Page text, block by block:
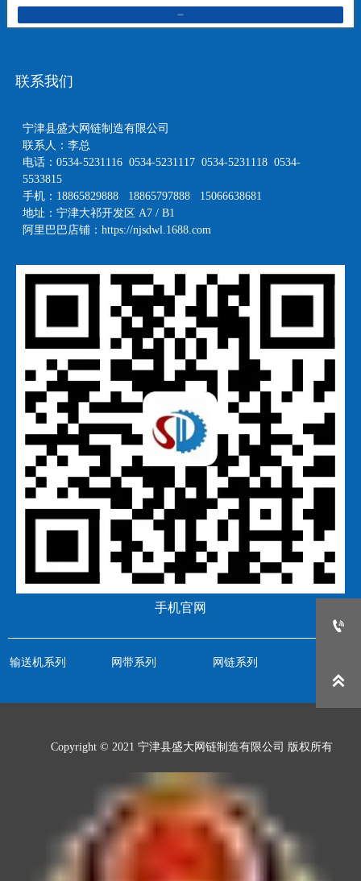
联系我们
宁津县盛大网链制造有限公司
联系人：李总
电话：0534-5231116 0534-5231117 0534-5231118 0534-
5533815
手机：18865829888 18865797888 15066638681
地址：宁津大祁开发区 A7 / B1
阿里巴巴店铺：https://njsdwl.1688.com
手机官网
输送机系列 网带系列 网链系列
Copyright © 2021 宁津县盛大网链制造有限公司 版权所有

